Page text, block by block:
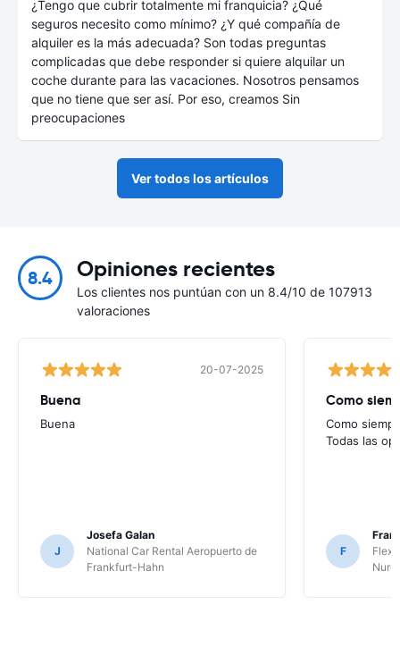
¿Tengo que cubrir totalmente mi franquicia? ¿Qué
seguros necesito como mínimo? ¿Y qué compañía de
alquiler es la más adecuada? Son todas preguntas
complicadas que debe responder si quiere alquilar un
coche durante para las vacaciones. Nosotros pensamos
que no tiene que ser así. Por eso, creamos Sin
preocupaciones
Ver todos los artículos
8.4 Opiniones recientes
Los clientes nos puntúan con un 8.4/10 de 107913
valoraciones
20-07-2025
Buena
Buena
J
Josefa Galan
National Car Rental Aeropuerto de
Frankfurt-Hahn
Como
Como
Todas las
F
Flex